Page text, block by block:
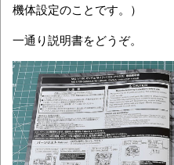
機体設定のことです。）
一通り説明書をどうぞ。